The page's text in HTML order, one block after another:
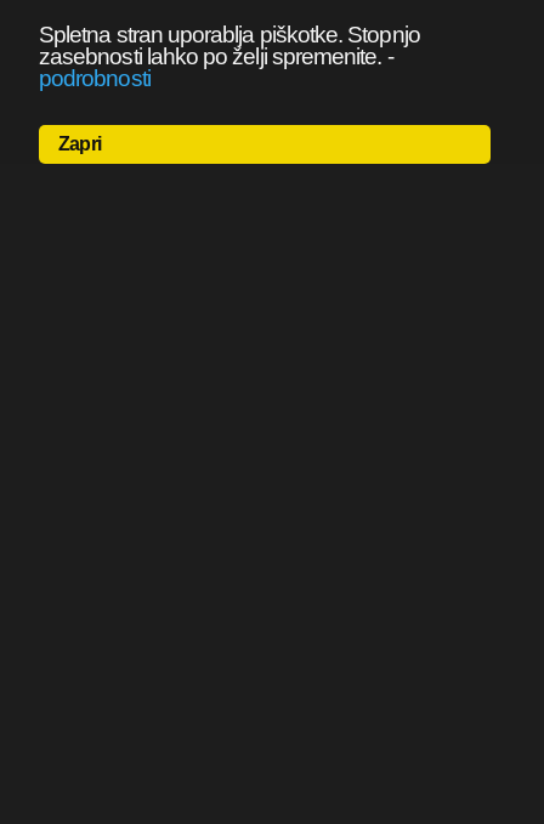
Spletna stran uporablja piškotke. Stopnjo
zasebnosti lahko po želji spremenite. -
podrobnosti
Zapri